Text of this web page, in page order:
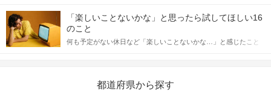
合にどのような行動に繋げるべきかをご紹介していきます。
しかし、中には「どう誘ったらいいの？」とお困りの男性もいら
っしゃるのではないでしょうか。 そこで今回は、男性から女性へ
送るLINEでのデートの誘い方のコツをご紹介します。例文も混じ
えながら解説するので、ぜひ参考にしてください。
「楽しいことないかな」と思ったら試してほしい16
のこと
何も予定がない休日など「楽しいことないかな…」と感じたこと
の楽しいことアイデアを集めました♪ いままさに楽しいことを探し
都道府県から探す